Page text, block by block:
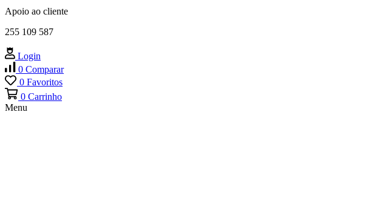
Apoio ao cliente
255 109 587
Login
0 Comparar
0 Favoritos
0 Carrinho
Menu